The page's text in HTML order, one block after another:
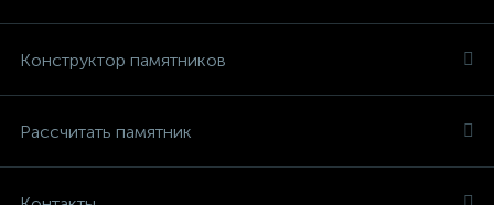
Конструктор памятников
Рассчитать памятник